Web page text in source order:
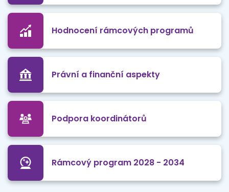
Hodnocení rámcových programů
Právní a finanční aspekty
Podpora koordinátorů
Rámcový program 2028 - 2034